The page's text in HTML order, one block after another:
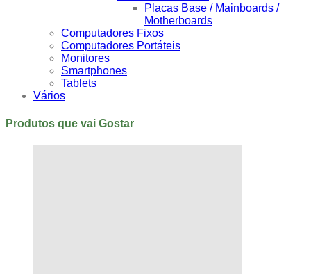
Placas Base / Mainboards /
Motherboards
Computadores Fixos
Computadores Portáteis
Monitores
Smartphones
Tablets
Vários
Produtos que vai Gostar